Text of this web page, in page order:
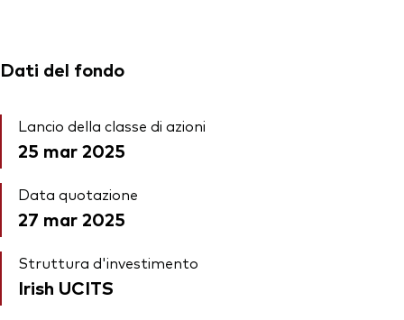
Dati del fondo
Lancio della classe di azioni
25 mar 2025
Data quotazione
27 mar 2025
Struttura d'investimento
Irish UCITS